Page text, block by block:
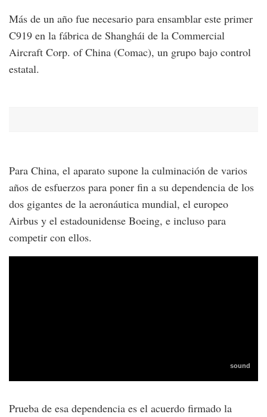
Más de un año fue necesario para ensamblar este primer
C919 en la fábrica de Shanghái de la Commercial
Aircraft Corp. of China (Comac), un grupo bajo control
estatal.
Para China, el aparato supone la culminación de varios
años de esfuerzos para poner fin a su dependencia de los
dos gigantes de la aeronáutica mundial, el europeo
Airbus y el estadounidense Boeing, e incluso para
competir con ellos.
Prueba de esa dependencia es el acuerdo firmado la